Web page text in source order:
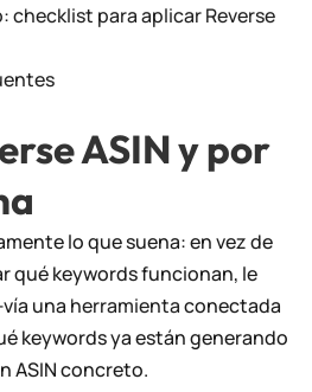
checklist para aplicar Reverse
ASIN y por
lo que suena: en vez de
qué keywords funcionan, le
una herramientaconectada
keywords ya están generando
ASIN concreto.